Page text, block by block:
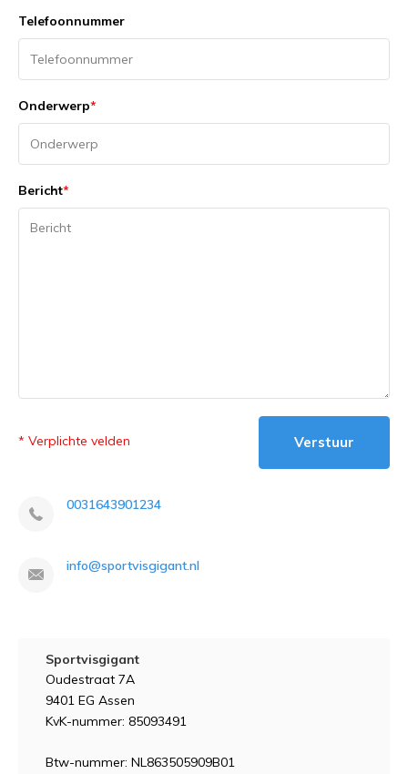
Telefoonnummer
Onderwerp*
Bericht*
* Verplichte velden Verstuur
0031643901234
info@sportvisgigant.nl
Sportvisgigant
Oudestraat 7A
9401 EG Assen
KvK-nummer: 85093491
Btw-nummer: NL863505909B01